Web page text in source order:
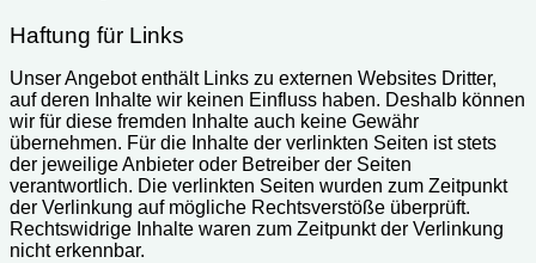
Haftung für Links
Unser Angebot enthält Links zu externen Websites Dritter,
auf deren Inhalte wir keinen Einfluss haben. Deshalb können
wir für diese fremden Inhalte auch keine Gewähr
übernehmen. Für die Inhalte der verlinkten Seiten ist stets
der jeweilige Anbieter oder Betreiber der Seiten
verantwortlich. Die verlinkten Seiten wurden zum Zeitpunkt
der Verlinkung auf mögliche Rechtsverstöße überprüft.
Rechtswidrige Inhalte waren zum Zeitpunkt der Verlinkung
nicht erkennbar.